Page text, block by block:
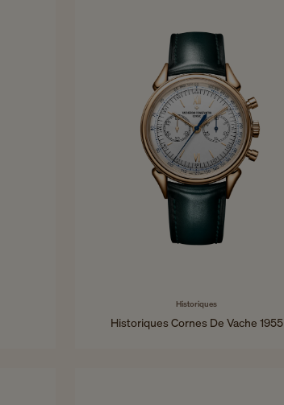
Historiques
Historiques Cornes De Vache 1955